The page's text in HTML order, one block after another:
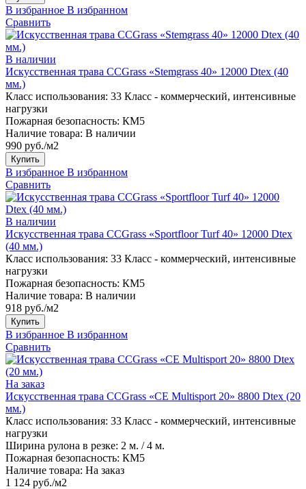
В избранное В избранном
Сравнить
В наличии
Искусственная трава CCGrass «Stemgrass 40» 12000 Dtex (40
мм.)
Класс использования: 33 Класс - коммерческий, интенсивные
нагрузки
Пожарная безопасность: КМ5
Наличие товара: В наличии
990 руб./м2
Купить
В избранное В избранном
Сравнить
В наличии
Искусственная трава CCGrass «Sportfloor Turf 40» 12000 Dtex
(40 мм.)
Класс использования: 33 Класс - коммерческий, интенсивные
нагрузки
Пожарная безопасность: КМ5
Наличие товара: В наличии
918 руб./м2
Купить
В избранное В избранном
Сравнить
На заказ
Искусственная трава CCGrass «CE Multisport 20» 8800 Dtex (20
мм.)
Класс использования: 33 Класс - коммерческий, интенсивные
нагрузки
Ширина рулона в резке: 2 м. / 4 м.
Пожарная безопасность: КМ5
Наличие товара: На заказ
1 124 руб./м2